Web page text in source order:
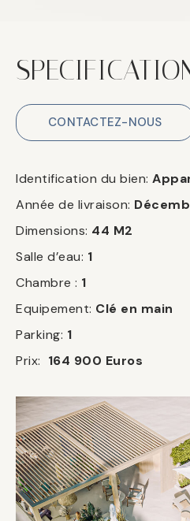
CONTACTEZ-NOUS
Identification du bien:
Année de livraison:
Dimensions: 44 M2
Salle d’eau: 1
Chambre : 1
Equipement: Clé en main
Parking: 1
Prix: 164 900 Euros